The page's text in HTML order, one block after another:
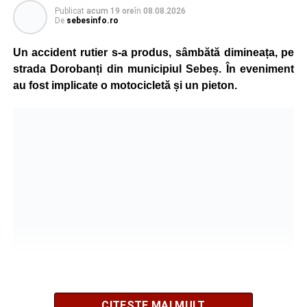
În urma impactului, femeia a suferit leziuni corporale
îngrijiri medicale de specialitate.
Motociclistul a fost testat cu aparatul etilotest, rezultatul
Publicat acum 19 oreîn 08.08.2026
De sebesinfo.ro
Un accident rutier s-a produs, sâmbătă dimineața, pe
strada Dorobanți din municipiul Sebeș. În eveniment
au fost implicate o motocicletă și un pieton.